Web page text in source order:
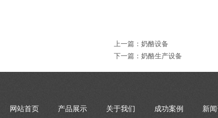
上一篇： 奶酪设备
下一篇： 奶酪生产设备
网站首页 产品展示 关于我们 成功案例 新